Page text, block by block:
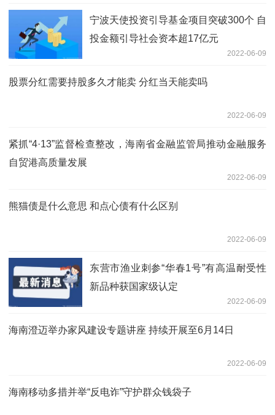
宁波天使投资引导基金项目突破300个 自
投金额引导社会资本超17亿元
2022-06-09
股票分红需要持股多久才能卖 分红当天能卖吗
2022-06-09
紧抓“4·13”监督检查整改，海南省金融监管局推动金融服务
自贸港高质量发展
2022-06-09
熊猫债是什么意思 和点心债有什么区别
2022-06-09
东营市渔业刺参“华春1号”有高温耐受性
新品种获国家级认定
2022-06-09
海南澄迈举办家风建设专题讲座 持续开展至6月14日
2022-06-09
海南移动多措并举“反电诈”守护群众钱袋子